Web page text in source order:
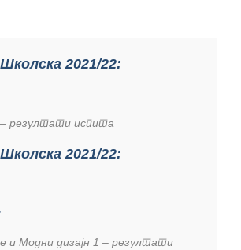
Школска 2021/22:
– резултати испита
Школска 2021/22:
и Модни дизајн 1 – резултати